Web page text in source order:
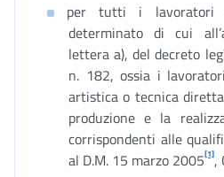
per tutti i lavoratori
determinato di cui
lettera a), del decreto
n. 182, ossia i
artistica o tecnica
produzione e la
corrispondenti alle
al D.M. 15 marzo 2005[1],